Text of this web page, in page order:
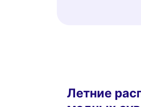
Летние